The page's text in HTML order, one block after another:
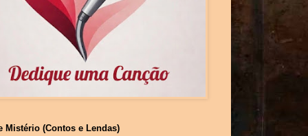
Mistério (Contos e Lendas)